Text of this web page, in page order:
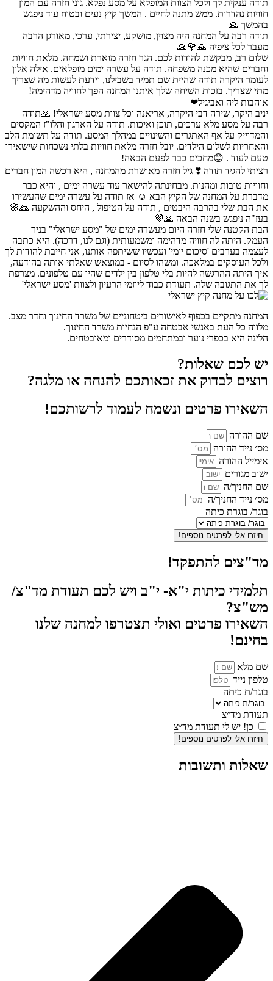
תודה ענקית לך ולכל הצוות המופלא על מסע נפלא. גוני חזרה עם המון
חוויות נהדרות. ממש מתנה לחיים . המשך קיץ נעים ובטוח עוד ניפגש
בהמשך 🙏
תודה רבה על המחנה היה מצוין, מושקע, יצירתי, ערכי, מאורגן הרבה
מעבר לכל ציפיה 🙏🌹🙏
שלום רב, מבקשת להודות לכם. הגר חזרה מוארת ושמחה. מלאת חוויות
וחברים שהיא מכנה משפחה. תודה על עשרה ימים מופלאים. אילה אלון
לעומר היקרה תודה שהיית שם תמיד בשבילנו, וידעת לעשות מה שצריך
מתי שצריך. בזכות השיחה שלך איתנו המחנה הפך לחוויה מדהימה!
אוהבות ליה ואביגיל❤
יניב היקר, שירה דבי היקרה, אריאנה וכל צוות מסע ישראלי! 🙏תודה
רבה על מסע מלא ערכים, תוכן ואיכות. תודה על הארגון והלו"ז המקסים
והמדוייק על אף האתגרים והשינויים במהלך המסע. תודה על תשומת הלב
והאחריות לשלום הילדים. יובל חזרה מלאת חוויות בלתי נשכחות שישאירו
טעם לעוד . 😊מחכים כבר לפעם הבאה!
רציתי להגיד תודה ❣️ גיל חזרה מאושרת מהמחנה , היא רכשה המון חברים
וחוויות טובות ומהנות. מבחינתה להישאר עוד עשרה ימים , והיא כבר
מדברת על המחנה של הקיץ הבא ☺️ אז תודה על עשרה ימים שהעשירו
את הבת שלי בהרבה היבטים , תודה על הטיפול , היחס וההשקעה 🙏🌸
בעז"ה ניפגש בשנה הבאה 🙏💜
הבת הקטנה שלי חזרה היום מעשרה ימים של "מסע ישראלי" בניר
העמק. היתה לה חוויה מדהימה ומשמעותית (וגם לנו, דרכה). היא כתבה
לעצמה בערבים 'סיכום יומי' ועכשיו ששיתפה אותנו, אני חייבת להודות לך
ולכל העוסקים במלאכה. ומשהו לסיום - במוצאש שאלתי אותה בהודעה,
איך היתה ההרגשה להיות בלי טלפון בין ילדים שהיו עם טלפונים. מצרפת
לך את התגובה שלה. תעודת כבוד ליוזמי הרעיון ולצוות 'מסע ישראלי'
המחנה מתקיים בכפוף לאישורים ביטחוניים של משרד החינוך וחדר מצב.
מלווה כל העת באנשי אבטחה ע"פ הנחיות משרד החינוך.
הלינה היא בכפרי נוער ובמתחמים מסודרים ומאובטחים.
יש לכם שאלות?
רוצים לבדוק את זכאותכם להנחה או מלגה?
השאירו פרטים ונשמח לעמוד לרשותכם!
שם ההורה
מס׳ נייד ההורה
אימייל ההורה
ישוב מגורים
שם החניך/ה
מס׳ נייד החניך/ה
בוגר/ בוגרת כיתה
חיזרו אלי לפרטים נוספים!
מד"צים להתפקד!
תלמידי כיתות י"א- י"ב ויש לכם תעודת מד"צ/
מש"צ?
השאירו פרטים ואולי תצטרפו למחנה שלנו
בחינם!
שם מלא
טלפון נייד
בוגר/ת כיתה
תעודת מד״צ
כן! יש לי תעודת מד״צ
חיזרו אלי לפרטים נוספים!
שאלות ותשובות